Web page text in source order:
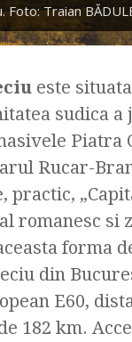
Foto: Traian
este
sudica a
Piatra
Rucar-
practic,
romanesc si
forma
din
E60,
182 km.